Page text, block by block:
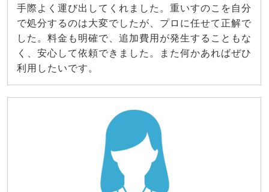
手際よく運び出してくれました。重いすのこを自分
で処分するのは大変でしたが、プロに任せて正解で
した。料金も明確で、追加費用が発生することもな
く、安心して依頼できました。また何かあればぜひ
利用したいです。